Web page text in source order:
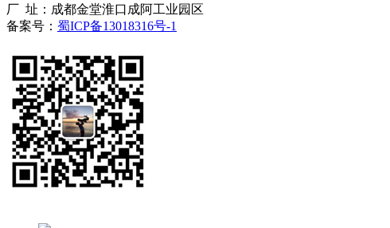
厂 址：成都金堂淮口成阿工业园区
备案号： 蜀ICP备13018316号-1